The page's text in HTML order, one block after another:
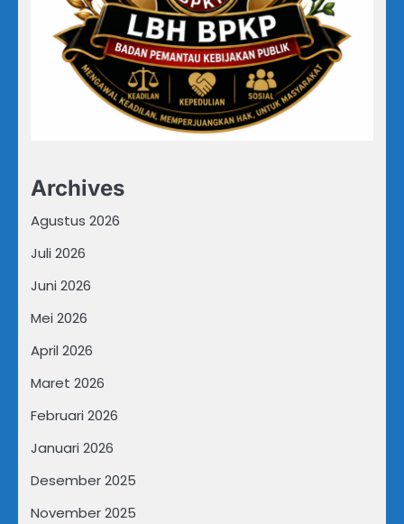
Archives
Agustus 2026
Juli 2026
Juni 2026
Mei 2026
April 2026
Maret 2026
Februari 2026
Januari 2026
Desember 2025
November 2025